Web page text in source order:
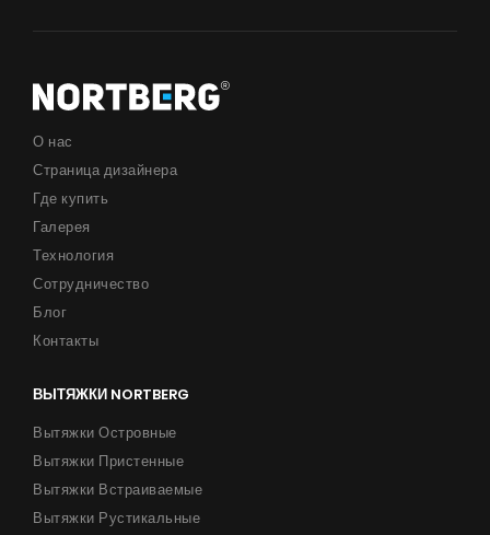
О нас
Страница дизайнера
Где купить
Галерея
Технология
Сотрудничество
Блог
Контакты
ВЫТЯЖКИ NORTBERG
Вытяжки Островные
Вытяжки Пристенные
Вытяжки Встраиваемые
Вытяжки Рустикальные